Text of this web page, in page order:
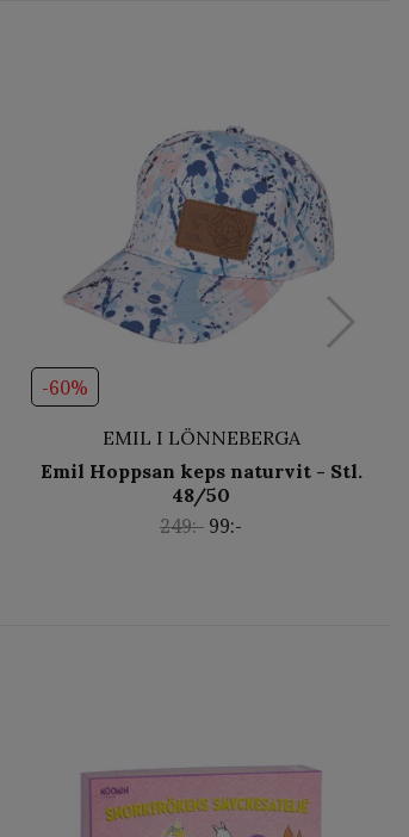
-60%
EMIL I LÖNNEBERGA
Emil Hoppsan keps naturvit - Stl.
48/50
249:- 99:-